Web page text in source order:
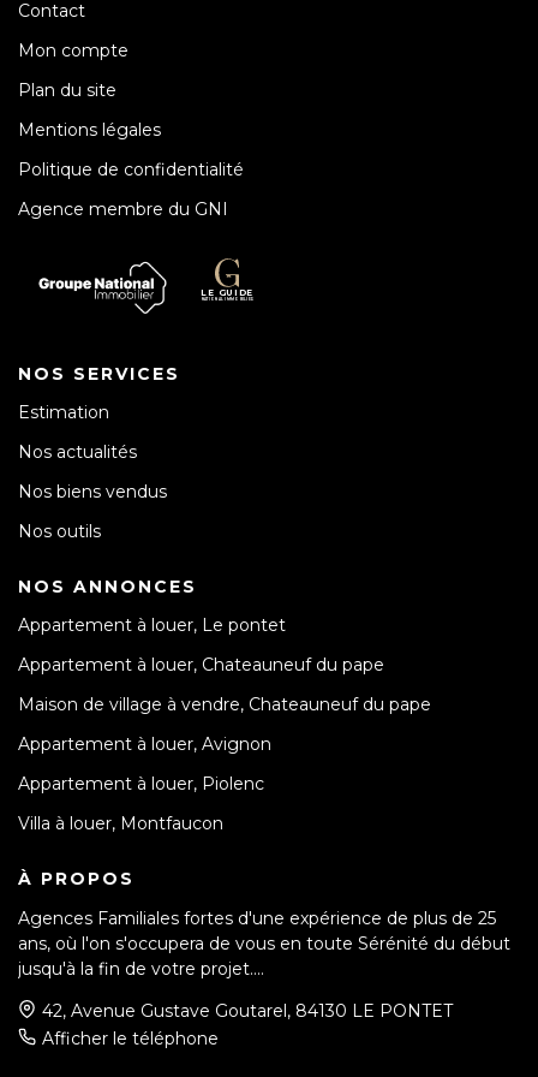
Contact
Mon compte
Plan du site
Mentions légales
Politique de confidentialité
Agence membre du GNI
NOS SERVICES
Estimation
Nos actualités
Nos biens vendus
Nos outils
NOS ANNONCES
Appartement à louer, Le pontet
Appartement à louer, Chateauneuf du pape
Maison de village à vendre, Chateauneuf du pape
Appartement à louer, Avignon
Appartement à louer, Piolenc
Villa à louer, Montfaucon
À PROPOS
Agences Familiales fortes d'une expérience de plus de 25
ans, où l'on s'occupera de vous en toute Sérénité du début
jusqu'à la fin de votre projet....
42, Avenue Gustave Goutarel, 84130 LE PONTET
Afficher le téléphone